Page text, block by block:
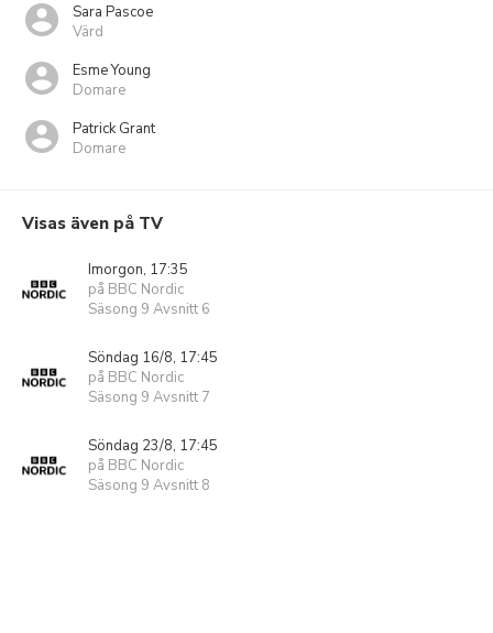
Sara Pascoe
Värd
Esme Young
Domare
Patrick Grant
Domare
Visas även på TV
Imorgon, 17:35
på BBC Nordic
Säsong 9 Avsnitt 6
Söndag 16/8, 17:45
på BBC Nordic
Säsong 9 Avsnitt 7
Söndag 23/8, 17:45
på BBC Nordic
Säsong 9 Avsnitt 8